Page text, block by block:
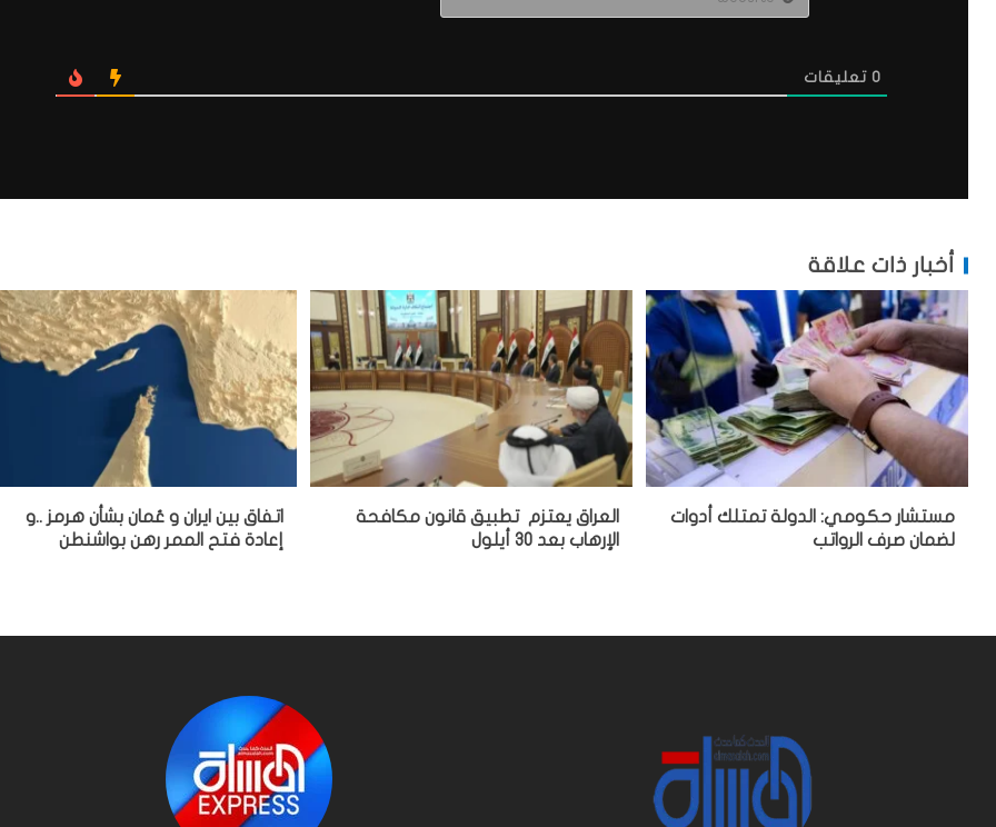
0 تعليقات
أخبار ذات علاقة
مستشار حكومي: الدولة تمتلك أدوات
لضمان صرف الرواتب
العراق يعتزم تطبيق قانون مكافحة
الإرهاب بعد 30 أيلول
اتفاق بين ايران و عُمان بشأن هرمز ..و
إعادة فتح الممر رهن بواشنطن